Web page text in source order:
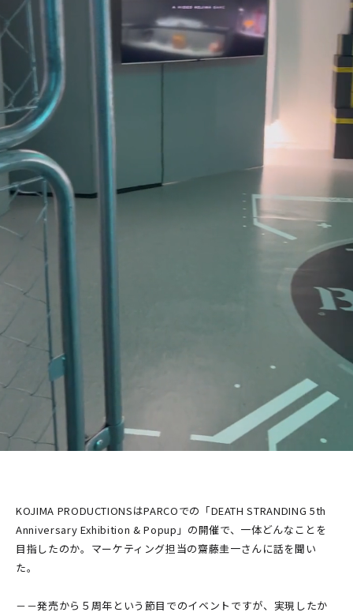
KOJIMA PRODUCTIONSはPARCOでの「DEATH STRANDING 5th
Anniversary Exhibition & Popup」の開催で、一体どんなことを
目指したのか。マーケティング担当の齋藤圭一さんに話を聞い
た。
－－発売から５周年という節目でのイベントですが、実現したか